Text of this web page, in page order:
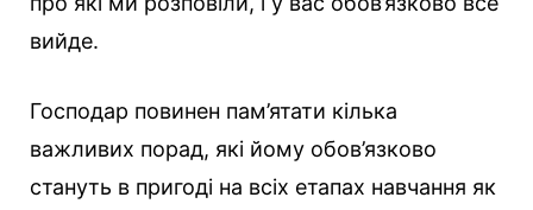
вийде.
Господар повинен пам’ятати кілька
важливих порад, які йому обов’язково
стануть в пригоді на всіх етапах навчання як